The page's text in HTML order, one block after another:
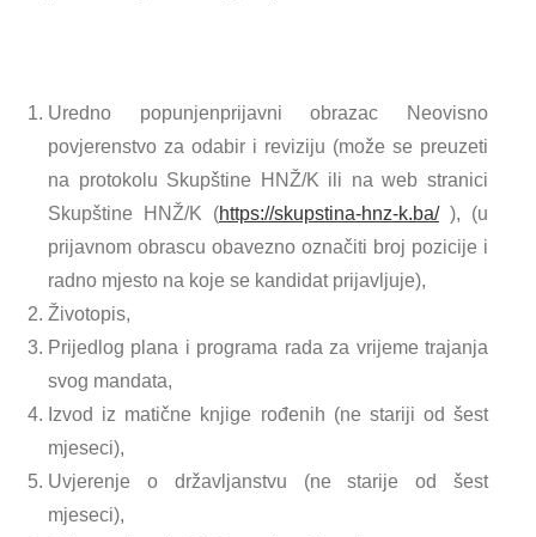
Uredno popunjenprijavni obrazac Neovisno
povjerenstvo za odabir i reviziju (može se preuzeti
na protokolu Skupštine HNŽ/K ili na web stranici
Skupštine HNŽ/K (https://skupstina-hnz-k.ba/), (u
prijavnom obrascu obavezno označiti broj pozicije i
radno mjesto na koje se kandidat prijavljuje),
Životopis,
Prijedlog plana i programa rada za vrijeme trajanja
svog mandata,
Izvod iz matične knjige rođenih (ne stariji od šest
mjeseci),
Uvjerenje o državljanstvu (ne starije od šest
mjeseci),